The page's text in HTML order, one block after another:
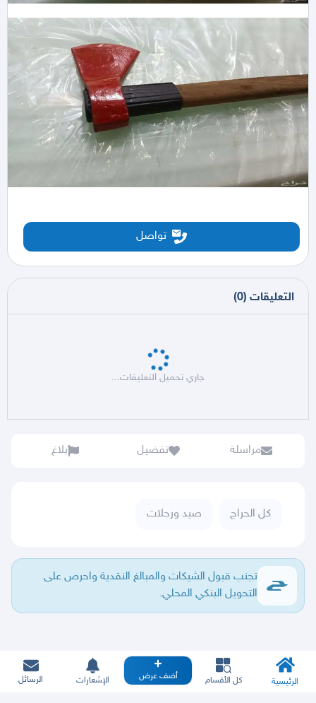
تواصل
التعليقات (
0
)
جاري تحميل التعليقات...
مراسلة تفضيل بلاغ
كل الحراج صيد ورحلات
تجنب قبول الشيكات والمبالغ النقدية واحرص على
التحويل البنكي المحلي.
الرئيسية كل الأقسام أضف عرض الإشعارات الرسائل